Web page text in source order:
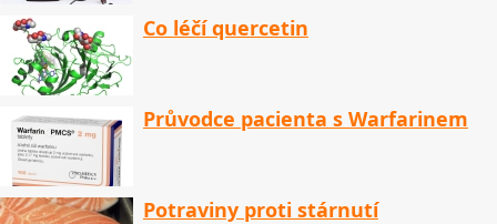
Co léčí quercetin
Průvodce pacienta s Warfarinem
Potraviny proti stárnutí